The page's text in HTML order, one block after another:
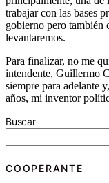
trabajar con las bases
gobierno pero también
levantaremos.
Para finalizar, no me
intendente, Guillermo
siempre para adelante
años, mi inventor
Buscar
COOPERANTE